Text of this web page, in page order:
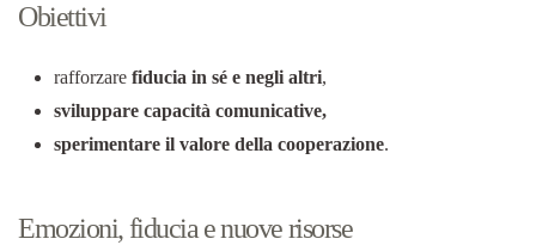
Obiettivi
rafforzare fiducia in sé e negli altri,
sviluppare capacità comunicative,
sperimentare il valore della cooperazione.
Emozioni, fiducia e nuove risorse